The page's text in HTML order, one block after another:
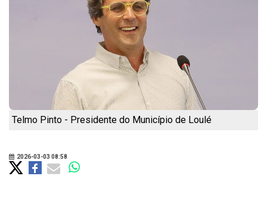
Telmo Pinto - Presidente do Município de Loulé
2026-03-03 08:58